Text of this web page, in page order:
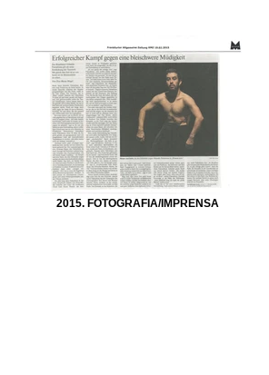
2015. FOTOGRAFIA/IMPRENSA